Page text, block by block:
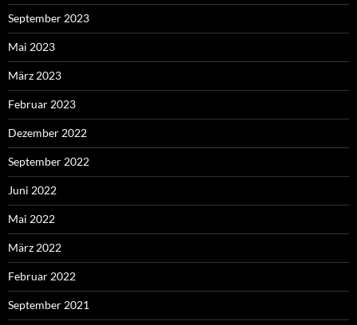
September 2023
Mai 2023
März 2023
Februar 2023
Dezember 2022
September 2022
Juni 2022
Mai 2022
März 2022
Februar 2022
September 2021